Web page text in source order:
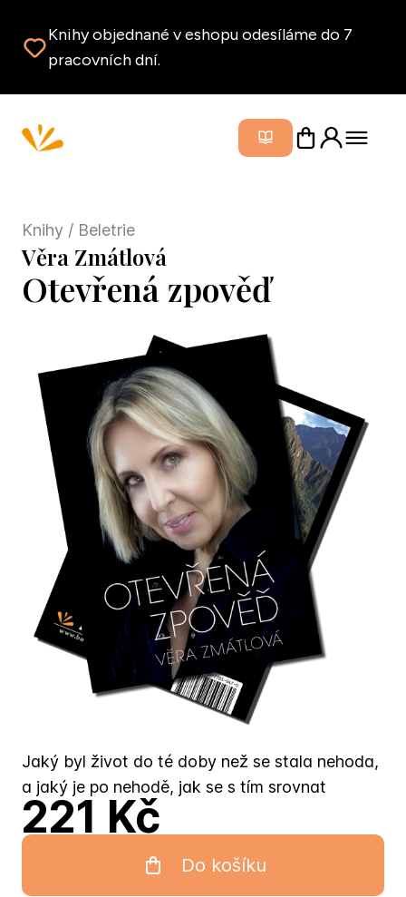
Knihy objednané v eshopu odesíláme do 7
pracovních dní.
Zavřít
Knihy / Beletrie
Věra Zmátlová
Otevřená zpověď
Jaký byl život do té doby než se stala nehoda,
a jaký je po nehodě, jak se s tím srovnat
221 Kč
Do košíku